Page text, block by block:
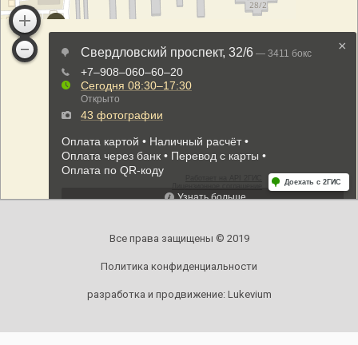
Все права защищены © 2019
Политика конфиденциальности
разработка и продвижение: Lukevium